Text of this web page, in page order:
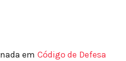
em Código de Defesa